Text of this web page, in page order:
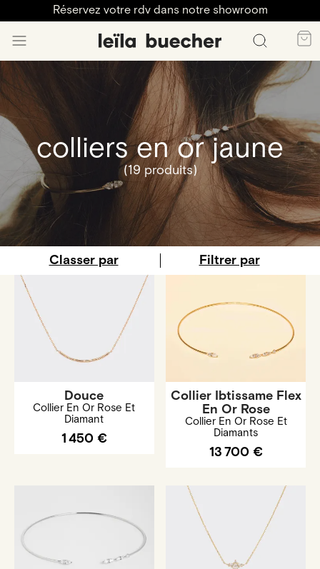
Réservez votre rdv dans notre showroom
colliers en or jaune
(19 produits)
Classer par Filtrer par
Douce
Collier En Or Rose Et
Diamant
1 450 €
Collier Ibtissame Flex
En Or Rose
Collier En Or Rose Et
Diamants
13 700 €